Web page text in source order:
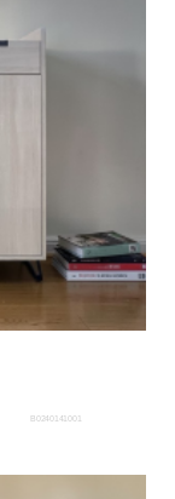
B0240141001